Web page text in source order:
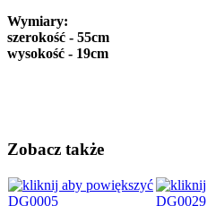
Wymiary:
szerokość - 55cm
wysokość - 19cm
Zobacz także
DG0005 DG0029